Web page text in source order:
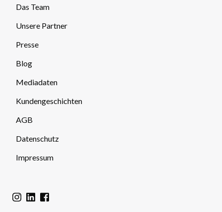
Das Team
Unsere Partner
Presse
Blog
Mediadaten
Kundengeschichten
AGB
Datenschutz
Impressum